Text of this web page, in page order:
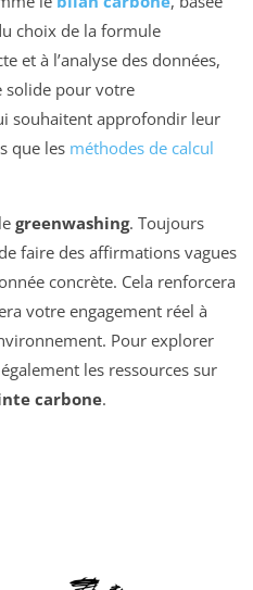
choix de la formule
et à l’analyse des données,
solide pour votre
souhaitent approfondir leur
que les méthodes de calcul
greenwashing. Toujours
faire des affirmations vagues
concrète. Cela renforcera
votre engagement réel à
Pour explorer
les ressources sur
carbone.